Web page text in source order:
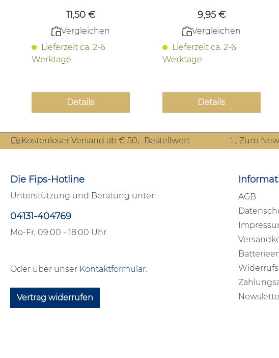
11,50 €
Vergleichen
Lieferzeit ca. 2-6
Werktage
Details
9,95 €
Vergleichen
Lieferzeit ca. 2-6
Werktage
Details
Kostenloser Versand ab € 50,- Bestellwert Zum
Die Fips-Hotline
Unterstützung und Beratung unter:
04131-404769
Mo-Fr, 09:00 - 18:00 Uhr
Oder über unser Kontaktformular.
Vertrag widerrufen
AGB